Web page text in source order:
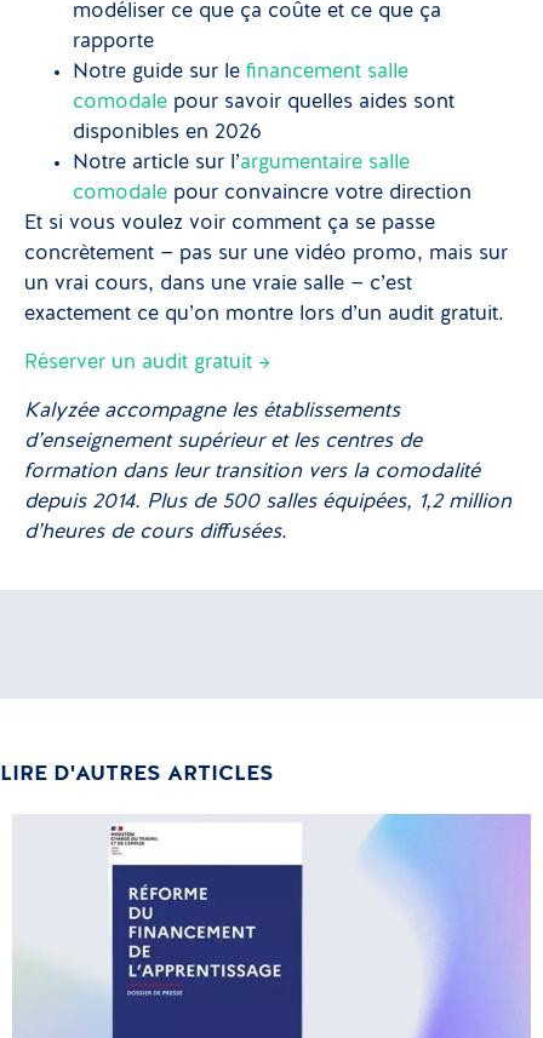
modéliser ce que ça coûte et ce que ça
rapporte
Notre guide sur le financement salle
comodale pour savoir quelles aides sont
disponibles en 2026
Notre article sur l’argumentaire salle
comodale pour convaincre votre direction
Et si vous voulez voir comment ça se passe
concrètement — pas sur une vidéo promo, mais sur
un vrai cours, dans une vraie salle — c’est
exactement ce qu’on montre lors d’un audit gratuit.
Réserver un audit gratuit →
Kalyzée accompagne les établissements
d’enseignement supérieur et les centres de
formation dans leur transition vers la comodalité
depuis 2014. Plus de 500 salles équipées, 1,2 million
d’heures de cours diffusées.
LIRE D'AUTRES ARTICLES